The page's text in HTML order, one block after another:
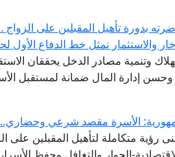
بدورة تأهيل المقبلين على الزواج ..
والاستثمار تمثل خط الدفاع الأول
وتنمية مصادر الدخل يحققان
وحسن إدارة المال ضمانة لمستقبل
الأسرة مقصد شرعي وحضاري..
رؤية متكاملة لتأهيل المقبلين على